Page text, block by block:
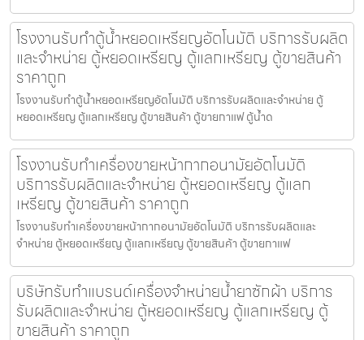
โรงงานรับทำตู้น้ำหยอดเหรียญ​อัตโนมัติ บริการรับผลิต
และจำหน่าย ตู้หยอดเหรียญ ตู้แลกเหรียญ ตู้ขายสินค้า
ราคาถูก
โรงงานรับทำตู้น้ำหยอดเหรียญ​อัตโนมัติ บริการรับผลิตและจำหน่าย ตู้
หยอดเหรียญ ตู้แลกเหรียญ ตู้ขายสินค้า ตู้ขายกาแฟ ตู้น้ำด
โรงงานรับทำเครื่องขายหน้ากากอนามัย​อัตโนมัติ
บริการรับผลิตและจำหน่าย ตู้หยอดเหรียญ ตู้แลก
เหรียญ ตู้ขายสินค้า ราคาถูก
โรงงานรับทำเครื่องขายหน้ากากอนามัย​อัตโนมัติ บริการรับผลิตและ
จำหน่าย ตู้หยอดเหรียญ ตู้แลกเหรียญ ตู้ขายสินค้า ตู้ขายกาแฟ
บริษัทรับทำแบรนด์เครื่องจำหน่ายน้ำยาซักผ้า บริการ
รับผลิตและจำหน่าย ตู้หยอดเหรียญ ตู้แลกเหรียญ ตู้
ขายสินค้า ราคาถูก